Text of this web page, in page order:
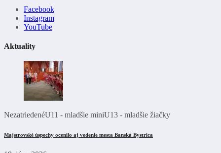
Facebook
Instagram
YouTube
Aktuality
NezatriedenéU11 - mladšie miniU13 - mladšie žiačky
Majstrovské úspechy ocenilo aj vedenie mesta Banská Bystrica